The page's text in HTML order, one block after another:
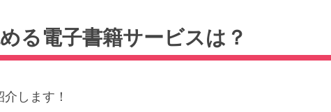
る電子書籍サービスは？
します！